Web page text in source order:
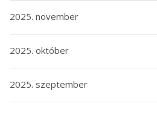
2025. november
2025. október
2025. szeptember